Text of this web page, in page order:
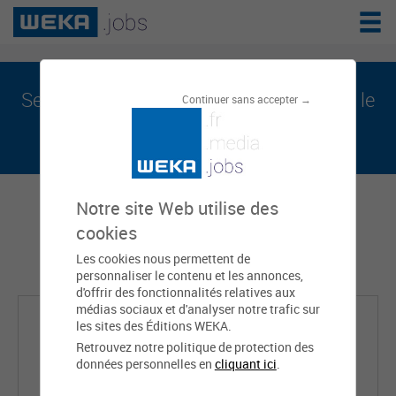
Continuer sans accepter →
Notre site Web utilise des
cookies
Les cookies nous permettent de
personnaliser le contenu et les annonces,
d'offrir des fonctionnalités relatives aux
médias sociaux et d'analyser notre trafic sur
les sites des Éditions WEKA.
Retrouvez notre politique de protection des
données personnelles en cliquant ici.
Sebastien LASSERRE est sur weka.jobs, le
réseau de l'emploi public